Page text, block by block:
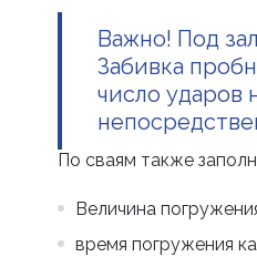
Важно! Под
Забивка
число ударов
По сваям также
Величина
время погружения